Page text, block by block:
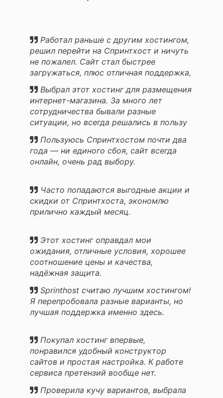
Работал раньше с другим хостингом,
решил перейти на Спринтхост и ничуть
не пожалел. Сайт стал быстрее
загружаться, плюс отличная поддержка,
Выбрал этот хостинг для размещения
интернет-магазина. За много лет
сотрудничества бывали разные
ситуации, но всегда решались в пользу
Пользуюсь Спринтхостом почти два
года — ни единого сбоя, сайт всегда
онлайн, очень рад выбору.
Часто попадаются выгодные акции и
скидки от Спринтхоста, экономлю
прилично каждый месяц.
Этот хостинг оправдал мои
ожидания, отличные условия, хорошее
соотношение цены и качества,
надёжная защита.
Sprinthost считаю лучшим хостингом!
Я перепробовала разные варианты, но
лучшая поддержка именно здесь.
Покупал хостинг впервые,
понравился удобный конструктор
сайтов и простая настройка. К работе
сервиса претензий вообще нет.
Проверила кучу вариантов, выбрала